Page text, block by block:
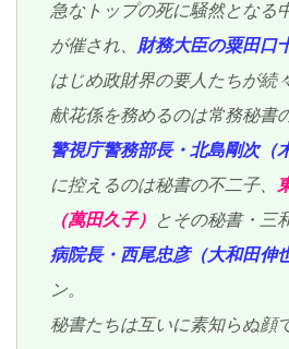
急なトップの死に騒然となる
が催され、 財務大臣の粟田口
はじめ政財界の要人たちが続
献花係を務めるのは常務秘書
警視庁警務部長・北島剛次（
に控えるのは秘書の不二子、
（萬田久子）
とその秘書・三
病院長・西尾忠彦（大和田伸
ン。
秘書たちは互いに素知らぬ顔